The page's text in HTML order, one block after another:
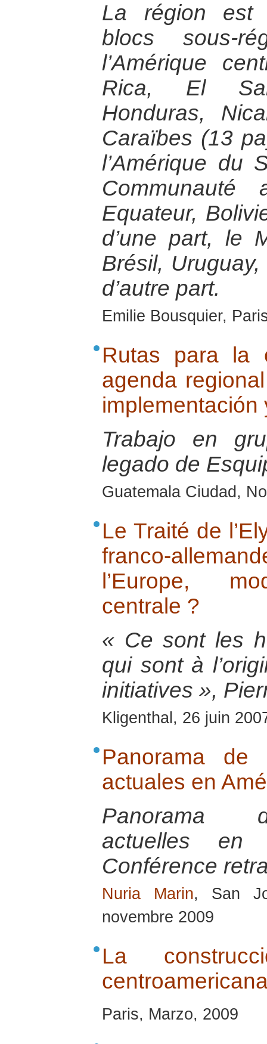
La région est
blocs sous-
l’Amérique
Rica, El
Honduras,
Caraïbes (13
l’Amérique du
Communauté
Equateur,
d’une part, le
Brésil,
d’autre part.
Emilie Bousquier,
Rutas para la
agenda
implementación
Trabajo en
legado de
Guatemala Ciudad,
Le Traité de
franco-
l’Europe,
centrale ?
« Ce sont les
qui sont à
initiatives »,
Kligenthal, 26 juin
Panorama de
actuales en
Panorama
actuelles en
Conférence
Nuria Marin, San
novembre 2009
La
Paris, Marzo, 2009